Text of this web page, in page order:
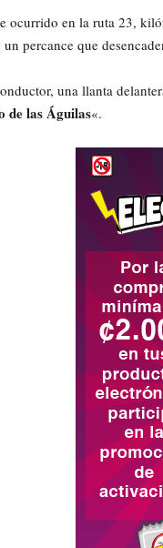
ocurrido en la ruta 23,
percance que
una llanta
de las Águilas«.